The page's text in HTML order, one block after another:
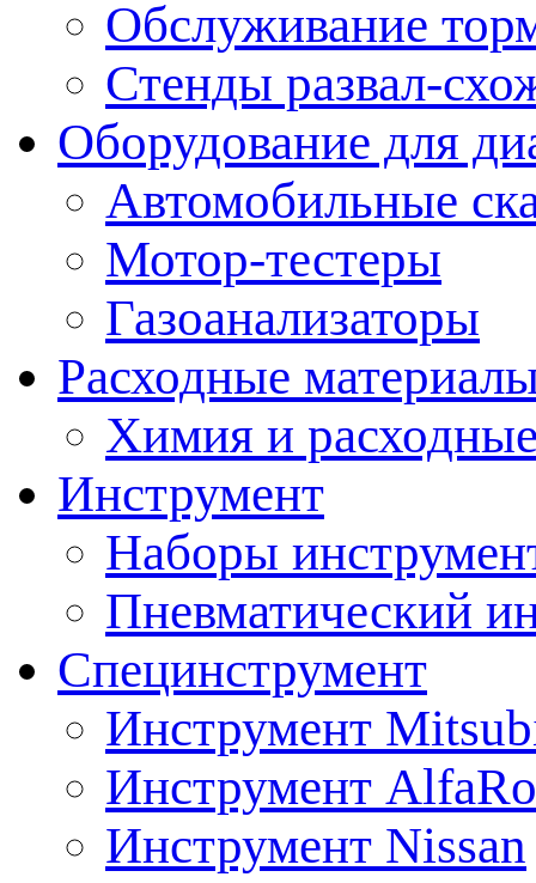
Обслуживание
Стенды развал-
Оборудование для
Автомобильные
Мотор-тестеры
Газоанализаторы
Расходные
Химия и
Инструмент
Наборы
Пневматический
Специнструмент
Инструмент
Инструмент
Инструмент Nissan